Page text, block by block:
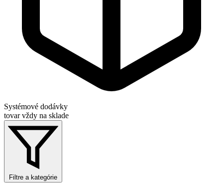
Systémové dodávky
tovar vždy na sklade
Filtre a kategórie